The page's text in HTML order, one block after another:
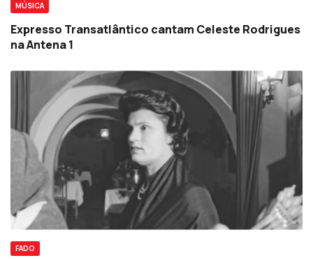
MÚSICA
Expresso Transatlântico cantam Celeste Rodrigues
na Antena 1
FADO